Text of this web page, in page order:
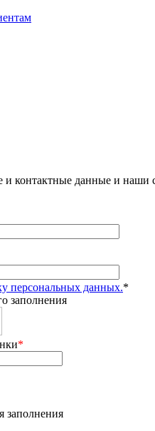
и контактные данные и наши
персональных данных.*
заполнения
*
заполнения